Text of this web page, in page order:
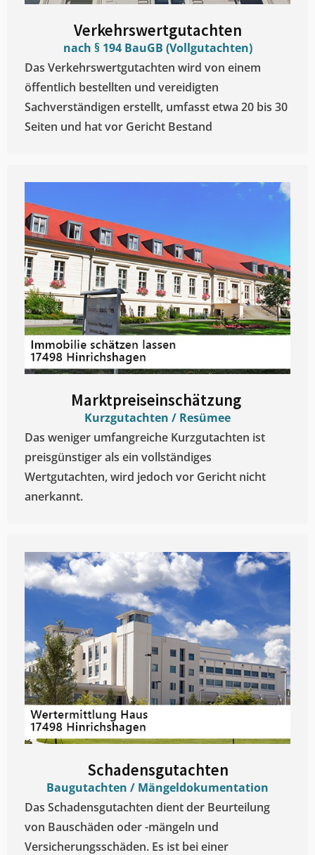
Verkehrswertgutachten
nach § 194 BauGB (Vollgutachten)
Das Verkehrswertgutachten wird von einem
öffentlich bestellten und vereidigten
Sachverständigen erstellt, umfasst etwa 20 bis 30
Seiten und hat vor Gericht Bestand
Marktpreiseinschätzung ​
Kurzgutachten / Resümee
Das weniger umfangreiche Kurzgutachten ist
preisgünstiger als ein vollständiges
Wertgutachten, wird jedoch vor Gericht nicht
anerkannt.
Schadensgutachten
Baugutachten / Mängeldokumentation
Das Schadensgutachten dient der Beurteilung
von Bauschäden oder -mängeln und
Versicherungsschäden. Es ist bei einer